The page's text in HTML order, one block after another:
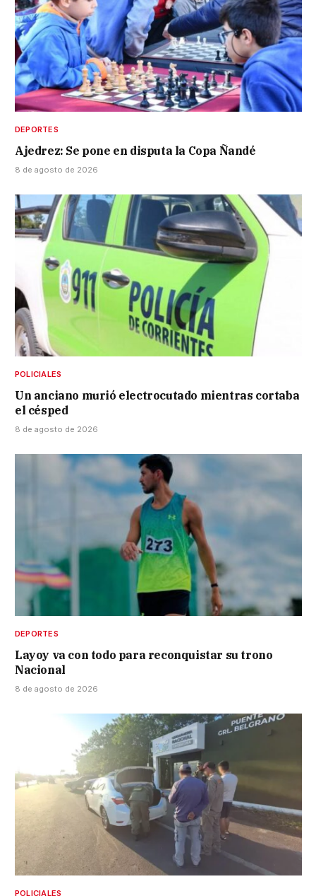
DEPORTES
Ajedrez: Se pone en disputa la Copa Ñandé
8 de agosto de 2026
POLICIALES
Un anciano murió electrocutado mientras cortaba
el césped
8 de agosto de 2026
DEPORTES
Layoy va con todo para reconquistar su trono
Nacional
8 de agosto de 2026
POLICIALES